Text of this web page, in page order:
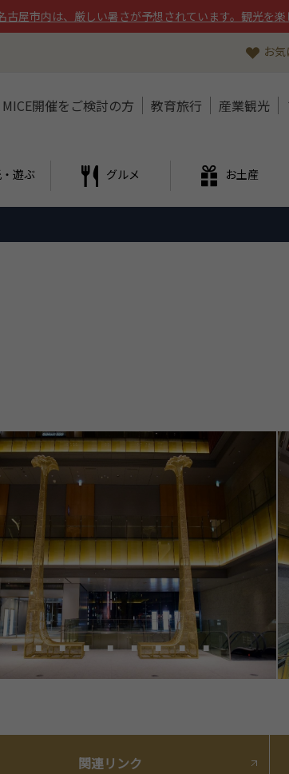
古屋市内は、厳しい暑さが予想されています。観光を
お
MICE開催をご検討の方 教育旅行 産業観光
遊ぶ グルメ お土産
関連リンク